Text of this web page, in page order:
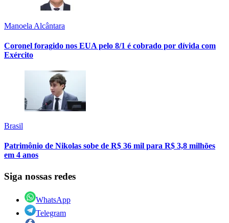
Manoela Alcântara
Coronel foragido nos EUA pelo 8/1 é cobrado por dívida com
Exército
Brasil
Patrimônio de Nikolas sobe de R$ 36 mil para R$ 3,8 milhões
em 4 anos
Siga nossas redes
WhatsApp
Telegram